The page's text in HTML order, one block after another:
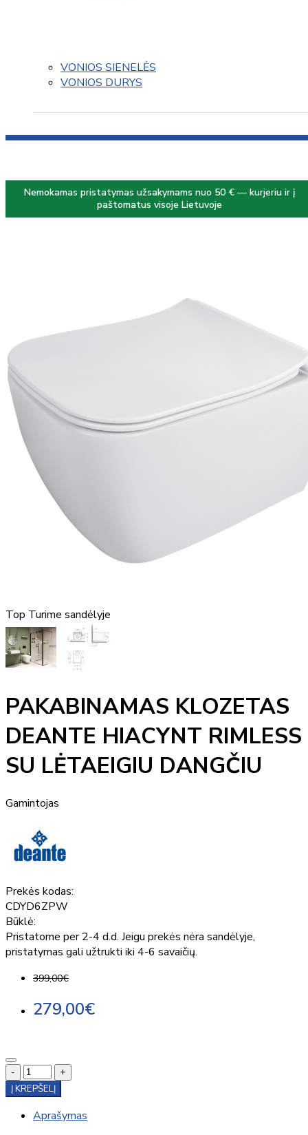
VONIOS SIENELĖS
VONIOS DURYS
Nemokamas pristatymas užsakymams nuo 50 € — kurjeriu ir į
paštomatus visoje Lietuvoje
Top Turime sandėlyje
PAKABINAMAS KLOZETAS
DEANTE HIACYNT RIMLESS
SU LĖTAEIGIU DANGČIU
Gamintojas
Prekės kodas:
CDYD6ZPW
Būklė:
Pristatome per 2-4 d.d. Jeigu prekės nėra sandėlyje,
pristatymas gali užtrukti iki 4-6 savaičių.
399,00€
279,00€
-
+
Į KREPŠELĮ
Aprašymas